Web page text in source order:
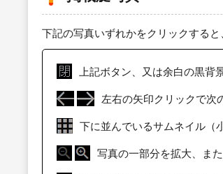
下記の写真いずれかをクリックする
上記ボタン、又は余白の黒背
左右の矢印クリックで次
下に並んでいるサムネイル（
写真の一部分を拡大、ま